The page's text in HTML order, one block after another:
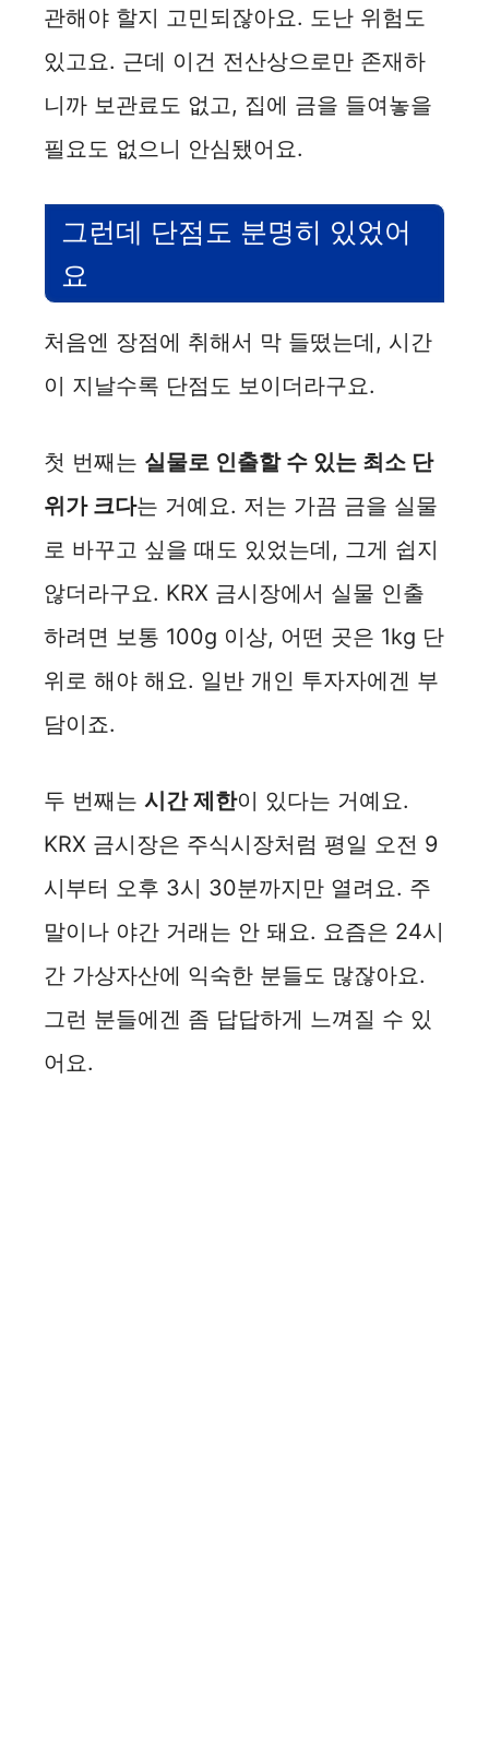
i
d
e
o
관해야 할지 고민되잖아요. 도난 위험도
있고요. 근데 이건 전산상으로만 존재하
니까 보관료도 없고, 집에 금을 들여놓을
필요도 없으니 안심됐어요.
그런데 단점도 분명히 있었어
요
처음엔 장점에 취해서 막 들떴는데, 시간
이 지날수록 단점도 보이더라구요.
첫 번째는 실물로 인출할 수 있는 최소 단
위가 크다는 거예요. 저는 가끔 금을 실물
로 바꾸고 싶을 때도 있었는데, 그게 쉽지
않더라구요. KRX 금시장에서 실물 인출
하려면 보통 100g 이상, 어떤 곳은 1kg 단
위로 해야 해요. 일반 개인 투자자에겐 부
담이죠.
두 번째는 시간 제한이 있다는 거예요.
KRX 금시장은 주식시장처럼 평일 오전 9
시부터 오후 3시 30분까지만 열려요. 주
말이나 야간 거래는 안 돼요. 요즘은 24시
간 가상자산에 익숙한 분들도 많잖아요.
그런 분들에겐 좀 답답하게 느껴질 수 있
어요.